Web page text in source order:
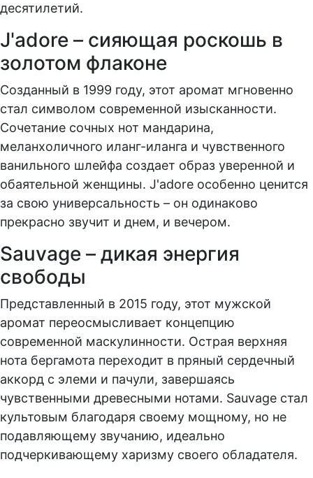
десятилетий.
J'adore – сияющая роскошь в
золотом флаконе
Созданный в 1999 году, этот аромат мгновенно
стал символом современной изысканности.
Сочетание сочных нот мандарина,
меланхоличного иланг-иланга и чувственного
ванильного шлейфа создает образ уверенной и
обаятельной женщины. J'adore особенно ценится
за свою универсальность – он одинаково
прекрасно звучит и днем, и вечером.
Sauvage – дикая энергия
свободы
Представленный в 2015 году, этот мужской
аромат переосмысливает концепцию
современной маскулинности. Острая верхняя
нота бергамота переходит в пряный сердечный
аккорд с элеми и пачули, завершаясь
чувственными древесными нотами. Sauvage стал
культовым благодаря своему мощному, но не
подавляющему звучанию, идеально
подчеркивающему харизму своего обладателя.